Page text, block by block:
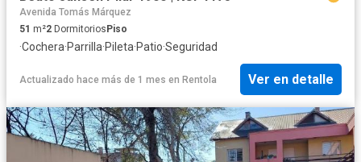
Avenida Tomás Márquez
51 m²2 DormitoriosPiso
·Cochera·Parrilla·Pileta·Patio·Seguridad
Actualizado hace más de 1 mes en Rentola Ver en detalle